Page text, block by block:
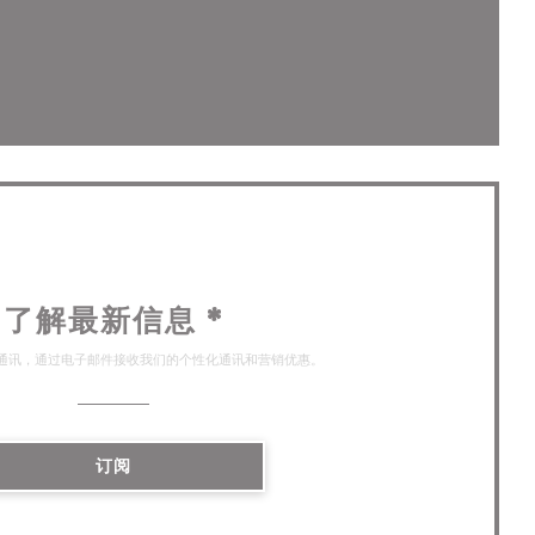
了解最新信息 *
讯，通过电子邮件接收我们的个性化通讯和营销优惠。
订阅